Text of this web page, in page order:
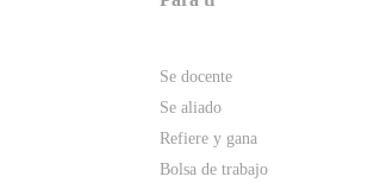
Se docente
Se aliado
Refiere y gana
Bolsa de trabajo